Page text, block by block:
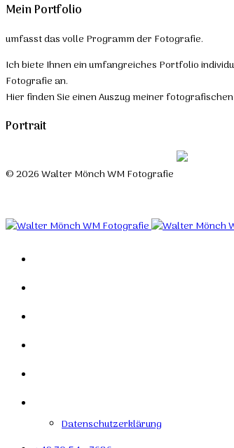
Mein Portfolio
umfasst das volle Programm der Fotografie.
Ich biete Ihnen ein umfangreiches Portfolio
Fotografie an.
Hier finden Sie einen Auszug meiner
Portrait
© 2026 Walter Mönch WM Fotografie
Datenschutzerklärung